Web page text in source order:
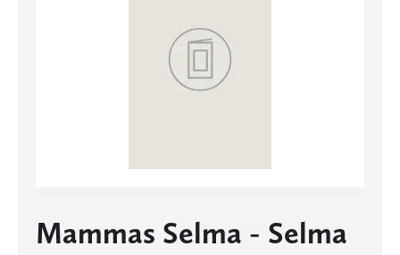
Mammas Selma - Selma